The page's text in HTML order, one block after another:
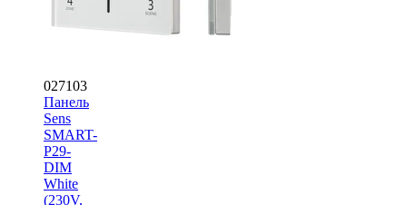
027103
Панель
Sens
SMART-
P29-
DIM
White
(230V,